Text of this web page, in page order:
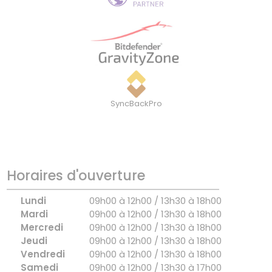
SyncBackPro
Horaires d'ouverture
Lundi
09h00 à 12h00 / 13h30 à 18h00
Mardi
09h00 à 12h00 / 13h30 à 18h00
Mercredi
09h00 à 12h00 / 13h30 à 18h00
Jeudi
09h00 à 12h00 / 13h30 à 18h00
Vendredi
09h00 à 12h00 / 13h30 à 18h00
Samedi
09h00 à 12h00 / 13h30 à 17h00